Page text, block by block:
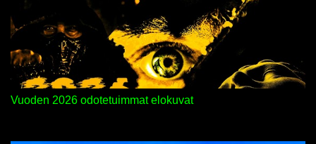
Vuoden 2026 odotetuimmat elokuvat